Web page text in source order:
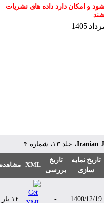
و امکان دارد داده های نشریات
Iranian
تاریخ نمایه
سازی
تاریخ
بررسی
XML مشاهده
1400/12/19 ۱۴ بار